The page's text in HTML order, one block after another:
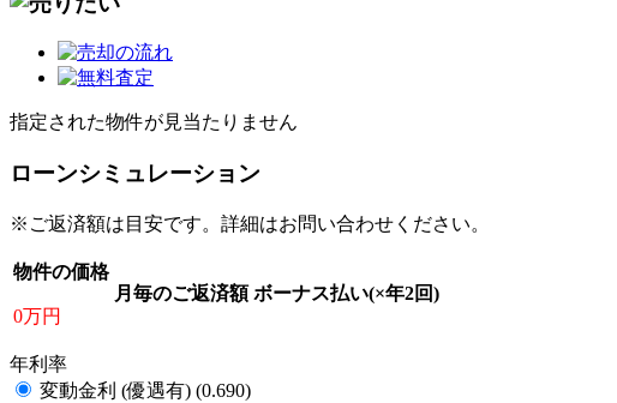
指定された物件が見当たりません
ローンシミュレーション
※ご返済額は目安です。詳細はお問い合わせください。
物件の価格
0万円
月毎のご返済額 ボーナス払い(×年2回)
年利率
変動金利 (優遇有) (0.690)